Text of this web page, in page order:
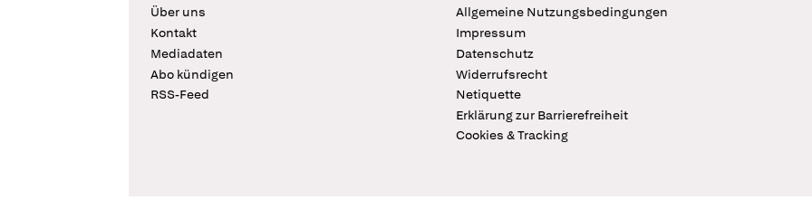
Über uns
Kontakt
Mediadaten
Abo kündigen
RSS-Feed
Allgemeine Nutzungsbedingungen
Impressum
Datenschutz
Widerrufsrecht
Netiquette
Erklärung zur Barrierefreiheit
Cookies & Tracking